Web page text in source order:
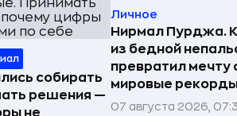
собирать
решения —
не
Личное
Нирмал Пурджа.
из бедной
превратил мечту
мировые рекорды
07 августа 2026,